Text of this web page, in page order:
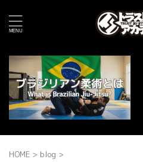
HOME > blog >